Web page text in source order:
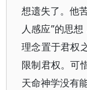
想遗失了。他
人感应”的思
理念置于君权
限制君权。可
天命神学没有